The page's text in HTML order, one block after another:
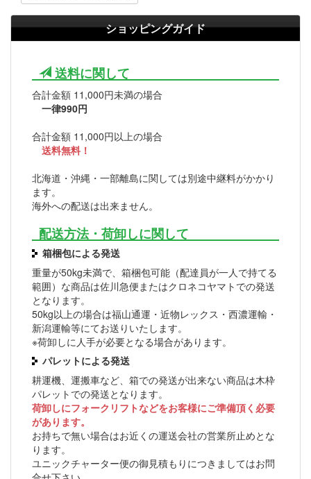
ショッピングガイド
送料に関して
合計金額 11,000円未満の場合
一律990円
合計金額 11,000円以上の場合
送料無料！
北海道・沖縄・一部離島に関しては別途中継料がかかり
ます。
海外への配送は出来ません。
配送方法・荷卸しに関して
箱梱包による発送
重量が50kg未満で、箱梱包可能（配達員が一人で持てる
範囲）な商品は佐川急便またはクロネコヤマトでの発送
となります。
50kg以上の場合は福山通運・近物レックス・西濃運輸・
新潟運輸等にてお送りいたします。
※荷卸しに人手が必要となる場合があります。
パレットによる発送
耕運機、運搬車など、箱での発送が出来ない商品は木枠
パレットでの発送となります。
荷卸しにフォークリフトなどをお客様にご準備頂く必要
があります。
お持ちで無い場合はお近くの運送会社の営業所止めとな
ります。
ユニックチャーター便の御見積もりにつきましてはお問